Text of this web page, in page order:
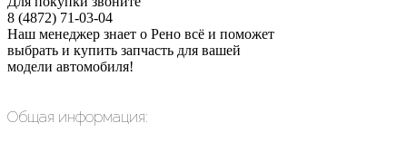
8 (4872) 71-03-04
Наш менеджер знает о Рено всё и поможет
выбрать и купить запчасть для вашей
модели автомобиля!
Общая информация: